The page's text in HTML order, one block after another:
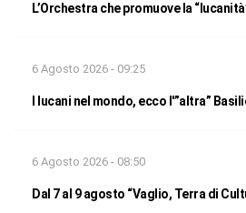
L’Orchestra che promuove la
6 Agosto 2026 - 09:25
I lucani nel mondo, ecco l'”altra”
6 Agosto 2026 - 08:50
Dal 7 al 9 agosto “Vaglio, Terra di